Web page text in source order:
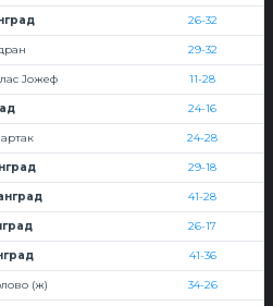
26-32
29-32
Јожеф 11-28
24-16
24-28
29-18
41-28
26-17
41-36
(ж) 34-26